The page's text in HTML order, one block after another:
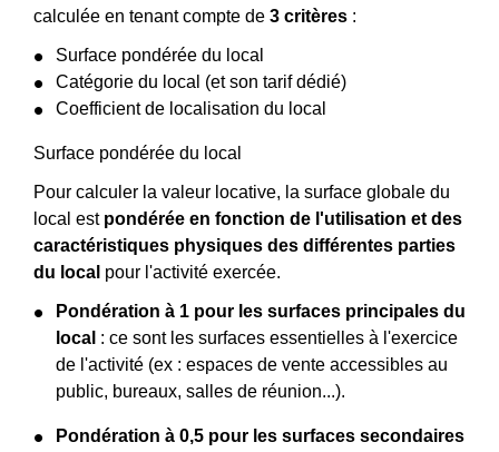
calculée en tenant compte de 3 critères :
Surface pondérée du local
Catégorie du local (et son tarif dédié)
Coefficient de localisation du local
Surface pondérée du local
Pour calculer la valeur locative, la surface globale du
local est pondérée en fonction de l'utilisation et des
caractéristiques physiques des différentes parties
du local pour l'activité exercée.
Pondération à 1 pour les surfaces principales du
local : ce sont les surfaces essentielles à l'exercice
de l'activité (ex : espaces de vente accessibles au
public, bureaux, salles de réunion...).
Pondération à 0,5 pour les surfaces secondaires